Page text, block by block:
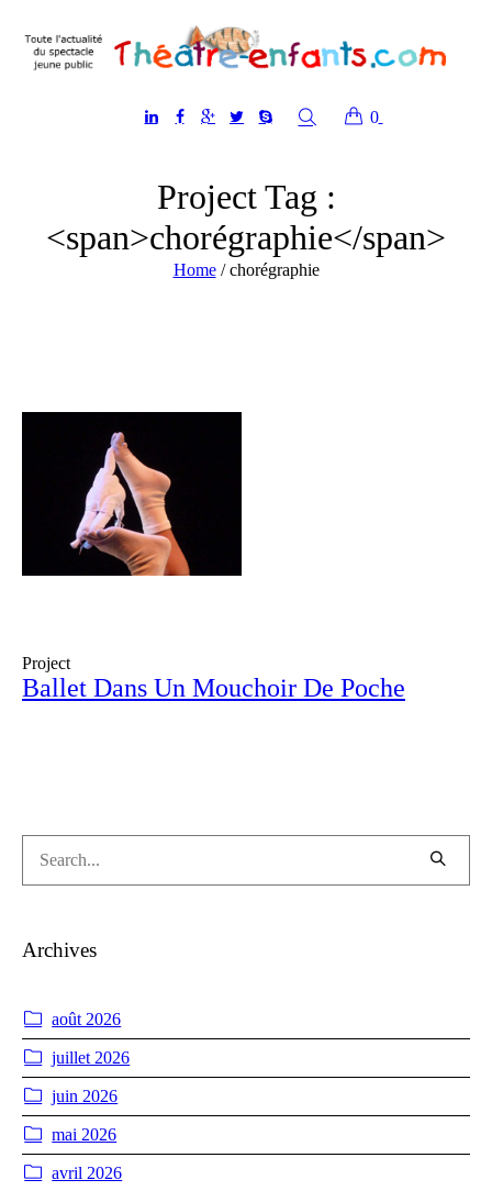
0
Project Tag :
<span>chorégraphie</span>
Home /chorégraphie
Project
Ballet Dans Un Mouchoir De Poche
Archives
août 2026
juillet 2026
juin 2026
mai 2026
avril 2026